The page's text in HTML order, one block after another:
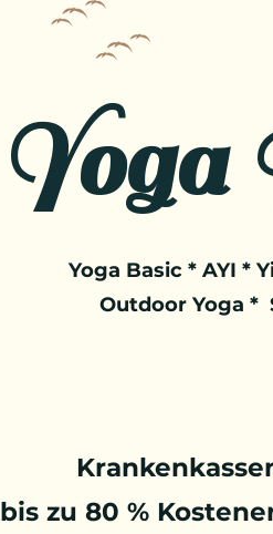
Yoga
Yoga Basic * AYI *
Outdoor Yoga *
bis zu 80 %